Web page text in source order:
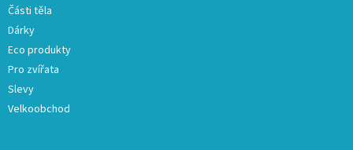
Části těla
Dárky
Eco produkty
Pro zvířata
Slevy
Velkoobchod